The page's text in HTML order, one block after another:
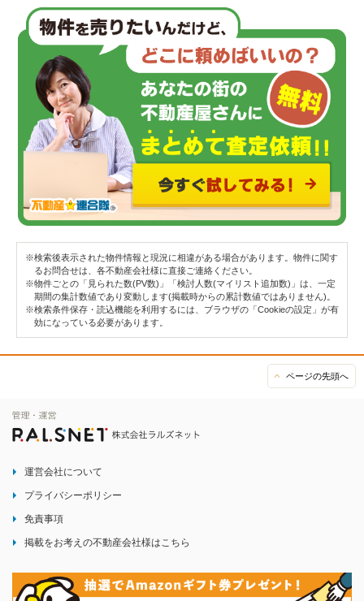
※検索後表示された物件情報と現況に相違がある場合があります。物件に関す
るお問合せは、各不動産会社様に直接ご連絡ください。
※物件ごとの「見られた数(PV数)」「検討人数(マイリスト追加数)」は、一定
期間の集計数値であり変動します(掲載時からの累計数値ではありません)。
※検索条件保存・読込機能を利用するには、ブラウザの「Cookieの設定」が有
効になっている必要があります。
ページの先頭へ
運営会社について
プライバシーポリシー
免責事項
掲載をお考えの不動産会社様はこちら